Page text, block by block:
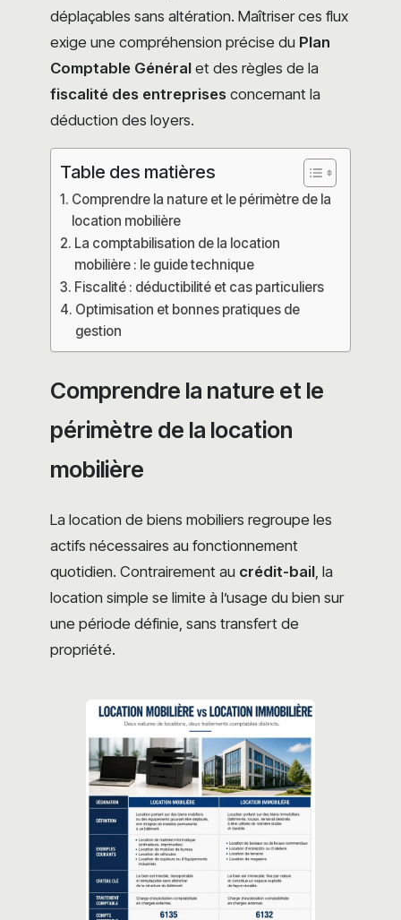
déplaçables sans altération. Maîtriser ces flux
exige une compréhension précise du Plan
Comptable Général et des règles de la
fiscalité des entreprises concernant la
déduction des loyers.
Table des matières
Comprendre la nature et le périmètre de la
location mobilière
La comptabilisation de la location
mobilière : le guide technique
Fiscalité : déductibilité et cas particuliers
Optimisation et bonnes pratiques de
gestion
Comprendre la nature et le
périmètre de la location
mobilière
La location de biens mobiliers regroupe les
actifs nécessaires au fonctionnement
quotidien. Contrairement au crédit-bail, la
location simple se limite à l’usage du bien sur
une période définie, sans transfert de
propriété.